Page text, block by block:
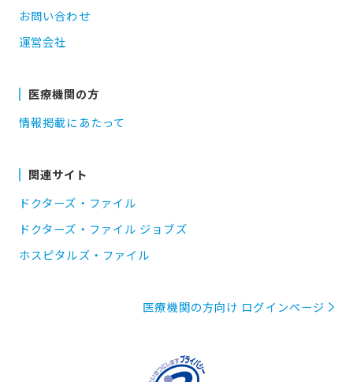
お問い合わせ
運営会社
医療機関の方
情報掲載にあたって
関連サイト
ドクターズ・ファイル
ドクターズ・ファイル ジョブズ
ホスピタルズ・ファイル
医療機関の方向け ログインページ